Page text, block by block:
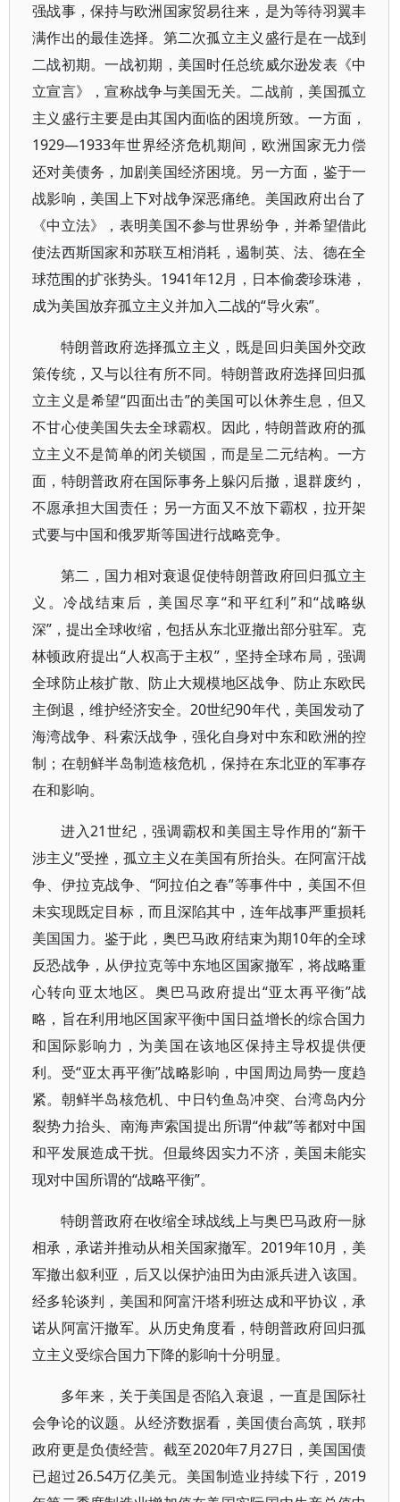
强战事，保持与欧洲国家贸易往来，是为等待羽翼丰
满作出的最佳选择。第二次孤立主义盛行是在一战到
二战初期。一战初期，美国时任总统威尔逊发表《中
立宣言》，宣称战争与美国无关。二战前，美国孤立
主义盛行主要是由其国内面临的困境所致。一方面，
1929—1933年世界经济危机期间，欧洲国家无力偿
还对美债务，加剧美国经济困境。另一方面，鉴于一
战影响，美国上下对战争深恶痛绝。美国政府出台了
《中立法》，表明美国不参与世界纷争，并希望借此
使法西斯国家和苏联互相消耗，遏制英、法、德在全
球范围的扩张势头。1941年12月，日本偷袭珍珠港，
成为美国放弃孤立主义并加入二战的“导火索”。
特朗普政府选择孤立主义，既是回归美国外交政
策传统，又与以往有所不同。特朗普政府选择回归孤
立主义是希望“四面出击”的美国可以休养生息，但又
不甘心使美国失去全球霸权。因此，特朗普政府的孤
立主义不是简单的闭关锁国，而是呈二元结构。一方
面，特朗普政府在国际事务上躲闪后撤，退群废约，
不愿承担大国责任；另一方面又不放下霸权，拉开架
式要与中国和俄罗斯等国进行战略竞争。
第二，国力相对衰退促使特朗普政府回归孤立主
义。冷战结束后，美国尽享“和平红利”和“战略纵
深”，提出全球收缩，包括从东北亚撤出部分驻军。克
林顿政府提出“人权高于主权”，坚持全球布局，强调
全球防止核扩散、防止大规模地区战争、防止东欧民
主倒退，维护经济安全。20世纪90年代，美国发动了
海湾战争、科索沃战争，强化自身对中东和欧洲的控
制；在朝鲜半岛制造核危机，保持在东北亚的军事存
在和影响。
进入21世纪，强调霸权和美国主导作用的“新干
涉主义”受挫，孤立主义在美国有所抬头。在阿富汗战
争、伊拉克战争、“阿拉伯之春”等事件中，美国不但
未实现既定目标，而且深陷其中，连年战事严重损耗
美国国力。鉴于此，奥巴马政府结束为期10年的全球
反恐战争，从伊拉克等中东地区国家撤军，将战略重
心转向亚太地区。奥巴马政府提出“亚太再平衡”战
略，旨在利用地区国家平衡中国日益增长的综合国力
和国际影响力，为美国在该地区保持主导权提供便
利。受“亚太再平衡”战略影响，中国周边局势一度趋
紧。朝鲜半岛核危机、中日钓鱼岛冲突、台湾岛内分
裂势力抬头、南海声索国提出所谓“仲裁”等都对中国
和平发展造成干扰。但最终因实力不济，美国未能实
现对中国所谓的“战略平衡”。
特朗普政府在收缩全球战线上与奥巴马政府一脉
相承，承诺并推动从相关国家撤军。2019年10月，美
军撤出叙利亚，后又以保护油田为由派兵进入该国。
经多轮谈判，美国和阿富汗塔利班达成和平协议，承
诺从阿富汗撤军。从历史角度看，特朗普政府回归孤
立主义受综合国力下降的影响十分明显。
多年来，关于美国是否陷入衰退，一直是国际社
会争论的议题。从经济数据看，美国债台高筑，联邦
政府更是负债经营。截至2020年7月27日，美国国债
已超过26.54万亿美元。美国制造业持续下行，2019